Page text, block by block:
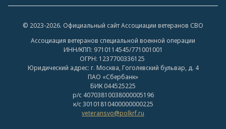
© 2023-2026. Официальный сайт Ассоциации ветеранов СВО
Ассоциация ветеранов специальной военной операции
ИНН/КПП: 9710114545/771001001
ОГРН: 1237700336125
Юридический адрес: г. Москва, Гоголевский бульвар, д. 4
ПАО «Сбербанк»
БИК 044525225
р/с 40703810038000005196
к/с 30101810400000000225
veteransvo@polkrf.ru